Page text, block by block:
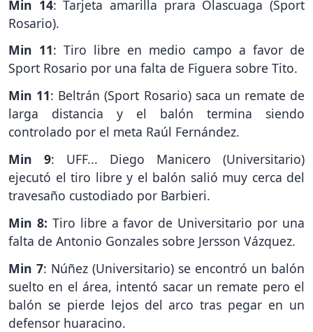
Min 14: Tarjeta amarilla prara Olascuaga (Sport
Rosario).
Min 11: Tiro libre en medio campo a favor de
Sport Rosario por una falta de Figuera sobre Tito.
Min 11: Beltrán (Sport Rosario) saca un remate de
larga distancia y el balón termina siendo
controlado por el meta Raúl Fernández.
Min 9: UFF... Diego Manicero (Universitario)
ejecutó el tiro libre y el balón salió muy cerca del
travesaño custodiado por Barbieri.
Min 8: Tiro libre a favor de Universitario por una
falta de Antonio Gonzales sobre Jersson Vázquez.
Min 7: Núñez (Universitario) se encontró un balón
suelto en el área, intentó sacar un remate pero el
balón se pierde lejos del arco tras pegar en un
defensor huaracino.